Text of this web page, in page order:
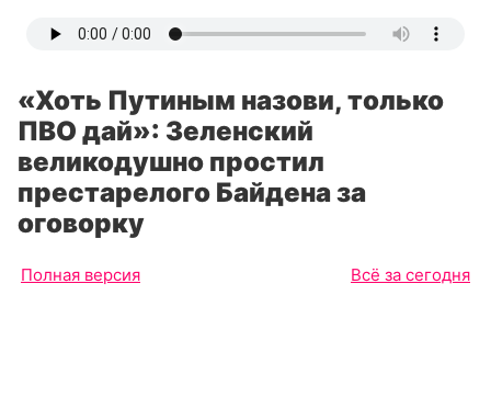
«Хоть Путиным назови, только
ПВО дай»: Зеленский
великодушно простил
престарелого Байдена за
оговорку
Полная версия Всё за сегодня